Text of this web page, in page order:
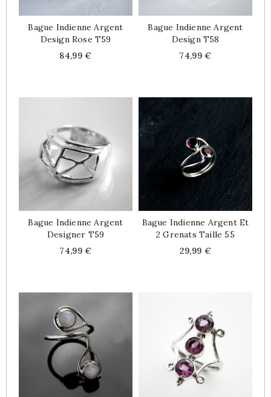
Bague Indienne Argent
Design Rose T59
Price
84,99 €
Bague Indienne Argent
Design T58
Price
74,99 €
Bague Indienne Argent
Designer T59
Price
74,99 €
Bague Indienne Argent Et
2 Grenats Taille 55
Price
29,99 €